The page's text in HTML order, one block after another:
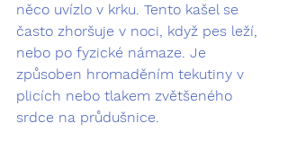
něco uvízlo v krku. Tento kašel se
často zhoršuje v noci, když pes leží,
nebo po fyzické námaze. Je
způsoben hromaděním tekutiny v
plicích nebo tlakem zvětšeného
srdce na průdušnice.